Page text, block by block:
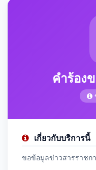
คำร้อง
เกี่ยวกับบริการนี้
ขอข้อมูลข่าวสารราชก